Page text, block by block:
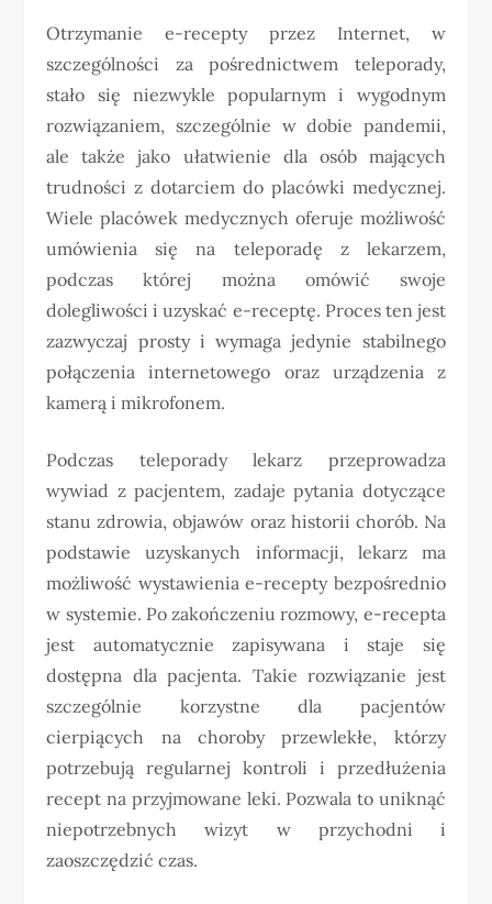
Otrzymanie e-recepty przez Internet, w
szczególności za pośrednictwem teleporady,
stało się niezwykle popularnym i wygodnym
rozwiązaniem, szczególnie w dobie pandemii,
ale także jako ułatwienie dla osób mających
trudności z dotarciem do placówki medycznej.
Wiele placówek medycznych oferuje możliwość
umówienia się na teleporadę z lekarzem,
podczas której można omówić swoje
dolegliwości i uzyskać e-receptę. Proces ten jest
zazwyczaj prosty i wymaga jedynie stabilnego
połączenia internetowego oraz urządzenia z
kamerą i mikrofonem.
Podczas teleporady lekarz przeprowadza
wywiad z pacjentem, zadaje pytania dotyczące
stanu zdrowia, objawów oraz historii chorób. Na
podstawie uzyskanych informacji, lekarz ma
możliwość wystawienia e-recepty bezpośrednio
w systemie. Po zakończeniu rozmowy, e-recepta
jest automatycznie zapisywana i staje się
dostępna dla pacjenta. Takie rozwiązanie jest
szczególnie korzystne dla pacjentów
cierpiących na choroby przewlekłe, którzy
potrzebują regularnej kontroli i przedłużenia
recept na przyjmowane leki. Pozwala to uniknąć
niepotrzebnych wizyt w przychodni i
zaoszczędzić czas.